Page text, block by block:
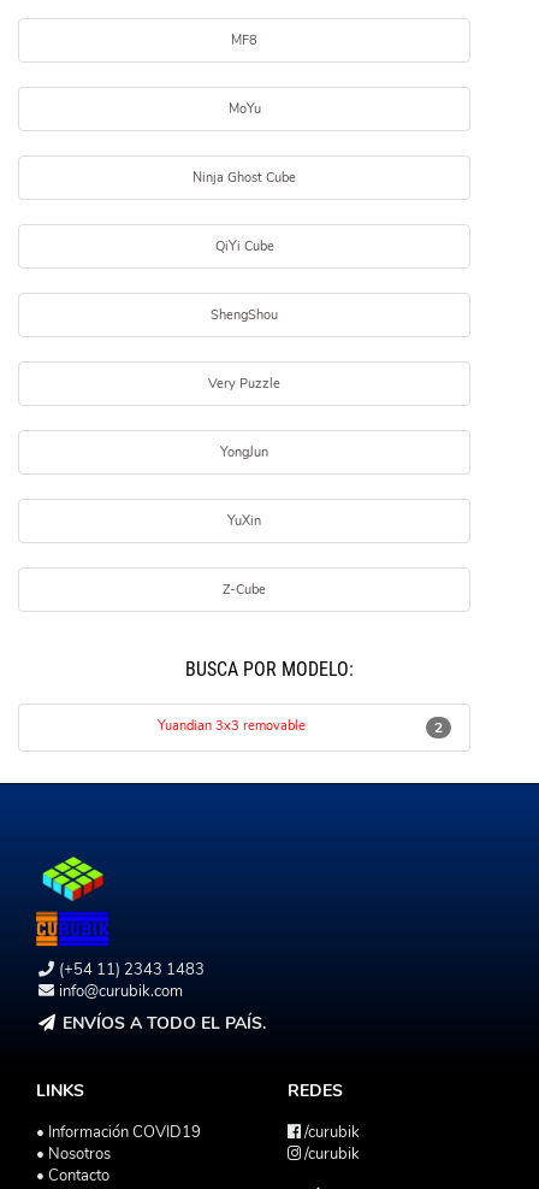
MF8
MoYu
Ninja Ghost Cube
QiYi Cube
ShengShou
Very Puzzle
YongJun
YuXin
Z-Cube
BUSCÁ POR MODELO:
2
Yuandian 3x3 removable
(+54 11) 2343 1483
info@curubik.com
ENVÍOS A TODO EL PAÍS.
LINKS
• Información COVID19
• Nosotros
• Contacto
REDES
/curubik
/curubik